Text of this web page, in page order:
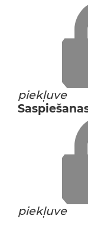
piekļuve
piekļuve